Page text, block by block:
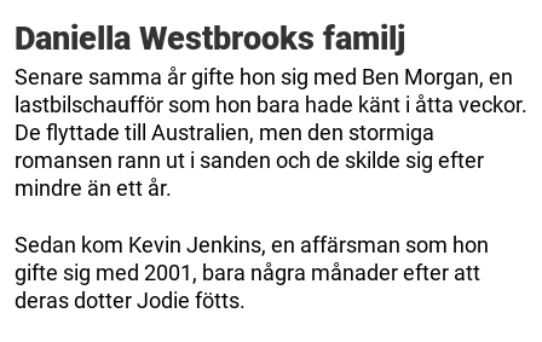
Daniella Westbrooks familj
Senare samma år gifte hon sig med Ben Morgan, en
lastbilschaufför som hon bara hade känt i åtta veckor.
De flyttade till Australien, men den stormiga
romansen rann ut i sanden och de skilde sig efter
mindre än ett år.
Sedan kom Kevin Jenkins, en affärsman som hon
gifte sig med 2001, bara några månader efter att
deras dotter Jodie fötts.